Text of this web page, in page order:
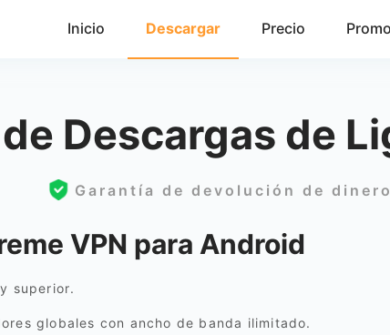
Inicio Descargar Precio
Descargas de
Garantía de devolución de
VPN para Android
superior.
globales con ancho de banda ilimitado.